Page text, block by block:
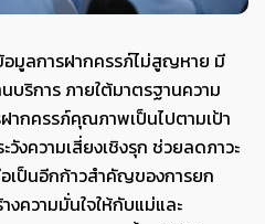
มูลการฝากครรภ์ไม่สูญหาย มี
บริการ ภายใต้มาตรฐานความ
ากครรภ์คุณภาพเป็นไปตามเป้า
วังความเสี่ยงเชิงรุก ช่วยลดภาวะ
เป็นอีกก้าวสำคัญของการยก
งความมั่นใจให้กับแม่และ